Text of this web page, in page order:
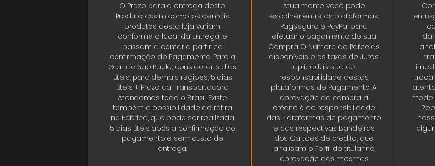
O Prazo para a entrega deste
Produto assim como os demais
produtos desta loja variam
conforme o local da Entrega, e
passam a contar a partir da
confirmação do Pagamento. Para a
Grande São Paulo, considerar 5 dias
úteis, para demais regiões, 5 dias
úteis + Prazo da Transportadora.
Atendemos todo o Brasil. Existe
também a possibilidade de retira
na Fábrica, que pode ser realizada
5 dias úteis após a confirmação do
pagamento e sem custo de
entrega.
Atualmente você pode
escolher entre as plataformas
PagSeguro e PayPal para
efetuar o pagamento de sua
Compra. O Número de Parcelas
disponíveis e as taxas de Juros
aplicadas são de
responsabilidade destas
plataformas de Pagamento. A
aprovação da compra a
crédito é de responsbilidade
das Plataformas de pagamento
e das respectivas Bandeiras
dos Cartões de crédito, que
analisam o Perfil do titular na
aprovação das mesmas
troca